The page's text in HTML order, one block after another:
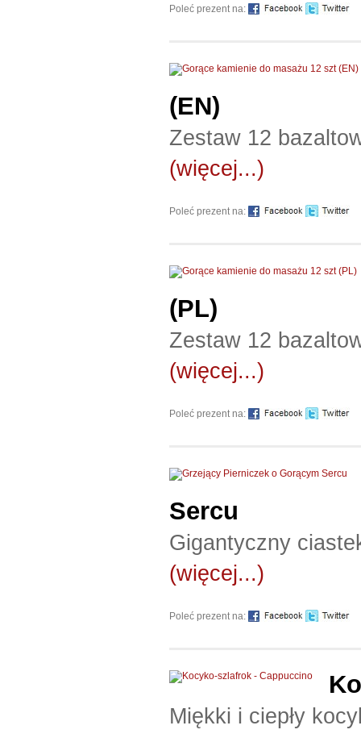
Poleć prezent na:
(EN)
Zestaw 12
(więcej...)
Poleć prezent na:
(PL)
Zestaw 12
(więcej...)
Poleć prezent na:
Sercu
Gigantyczny
(więcej...)
Poleć prezent na:
Miękki i ciepły